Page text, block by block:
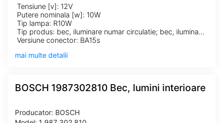
Tensiune [v]: 12V
Putere nominala [w]: 10W
Tip lampa: R10W
Tip produs: bec, iluminare numar circulatie; bec, iluminare portbagaj; bec, lampa frana; bec, lampa mers inapoi; bec, lampa spate; bec, lumina citire; bec, lumini interioare; bec, semnalizator; bec,lumini de stationare
Versiune conector: BA15s
mai multe detalii
BOSCH 1987302810 Bec, lumini interioare
Producator: BOSCH